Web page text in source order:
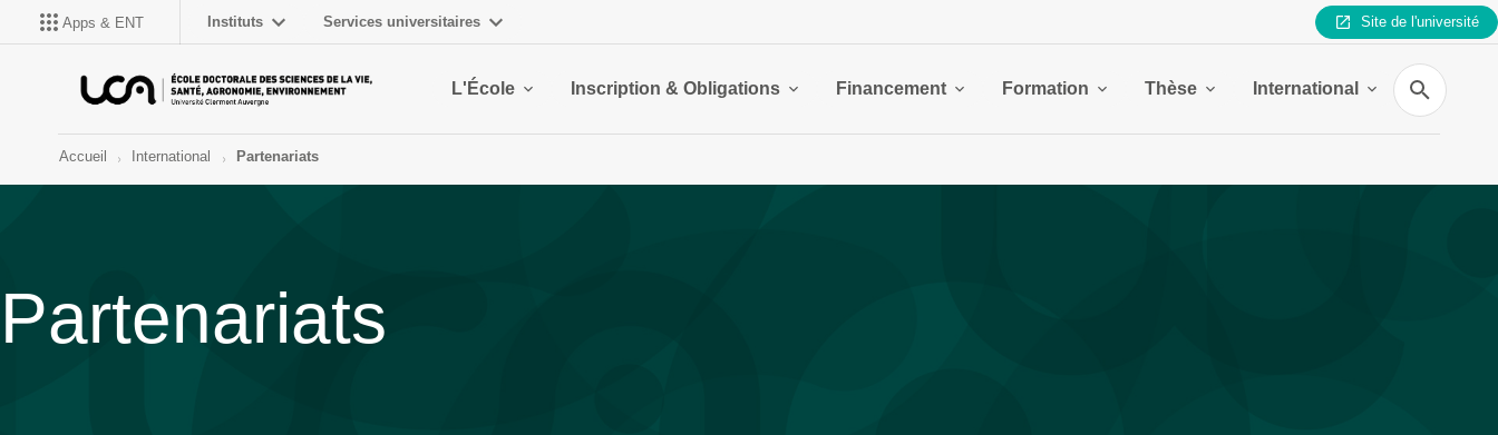
Apps & ENT Instituts Services universitaires Site de l'université
L'École Inscription & Obligations Financement Formation Thèse International
Recherche
Accueil International Partenariats
Partenariats